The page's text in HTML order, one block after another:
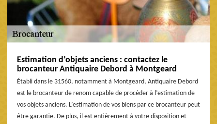
Estimation d’objets anciens : contactez le
brocanteur Antiquaire Debord à Montgeard
Établi dans le 31560, notamment à Montgeard, Antiquaire Debord
est le brocanteur de renom capable de procéder à l’estimation de
vos objets anciens. L’estimation de vos biens par ce brocanteur peut
être garantie. De plus, il est entièrement à votre disposition et